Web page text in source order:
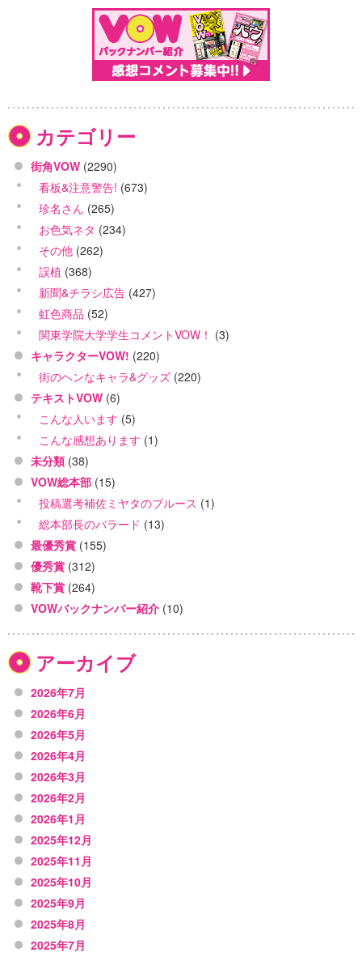
カテゴリー
街角VOW (2290)
看板&注意警告! (673)
珍名さん (265)
お色気ネタ (234)
その他 (262)
誤植 (368)
新聞&チラシ広告 (427)
虹色商品 (52)
関東学院大学学生コメントVOW！ (3)
キャラクターVOW! (220)
街のヘンなキャラ&グッズ (220)
テキストVOW (6)
こんな人います (5)
こんな感想あります (1)
未分類 (38)
VOW総本部 (15)
投稿選考補佐ミヤタのブルース (1)
総本部長のバラード (13)
最優秀賞 (155)
優秀賞 (312)
靴下賞 (264)
VOWバックナンバー紹介 (10)
アーカイブ
2026年7月
2026年6月
2026年5月
2026年4月
2026年3月
2026年2月
2026年1月
2025年12月
2025年11月
2025年10月
2025年9月
2025年8月
2025年7月